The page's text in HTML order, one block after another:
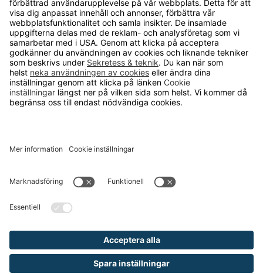
Om Runelandhs
Köpvillkor
Därför ska du välja oss
Lediga jobb
Kvalitets- och miljöpolicy
TELEFON
order@runelandhs.se